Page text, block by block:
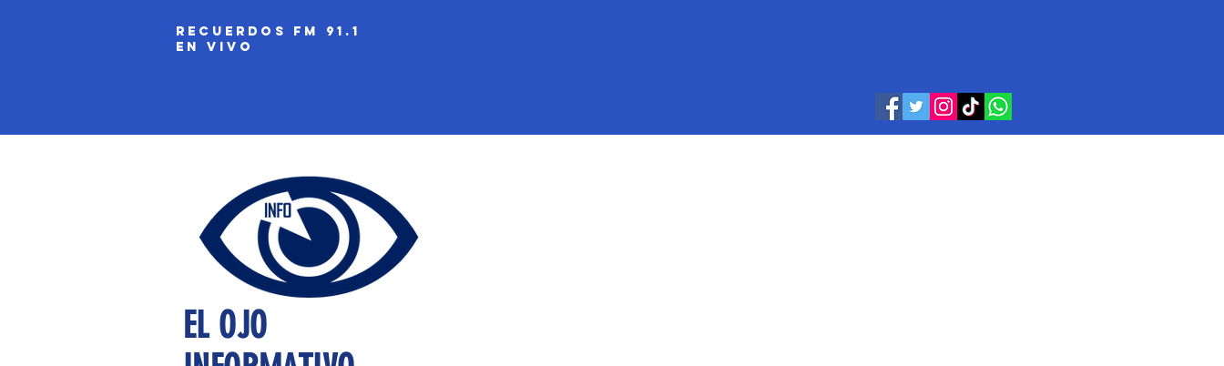
recuerdos fm 91.1
EN VIVO
EL OJO